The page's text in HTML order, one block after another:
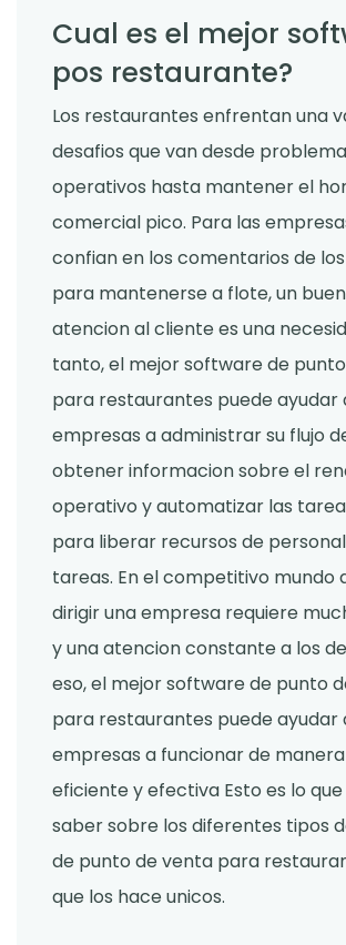
Cual es el mejor
pos restaurante?
Los restaurantes enfrentan una
desafios que van desde
operativos hasta mantener el
comercial pico. Para las
confian en los comentarios de
para mantenerse a flote, un
atencion al cliente es una
tanto, el mejor software de
para restaurantes puede ayudar
empresas a administrar su flujo
obtener informacion sobre el
operativo y automatizar las
para liberar recursos de
tareas. En el competitivo mundo
dirigir una empresa requiere
y una atencion constante a los
eso, el mejor software de punto
para restaurantes puede ayudar
empresas a funcionar de
eficiente y efectiva Esto es lo
saber sobre los diferentes tipos
de punto de venta para
que los hace unicos.